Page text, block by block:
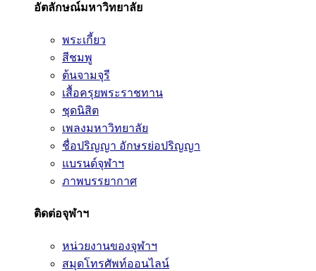
อัตลักษณ์มหาวิทยาลัย
พระเกี้ยว
สีชมพู
ต้นจามจุรี
เสื้อครุยพระราชทาน
ชุดนิสิต
เพลงมหาวิทยาลัย
ชื่อปริญญา อักษรย่อปริญญา
แบรนด์จุฬาฯ
ภาพบรรยากาศ
ติดต่อจุฬาฯ
หน่วยงานของจุฬาฯ
สมุดโทรศัพท์ออนไลน์